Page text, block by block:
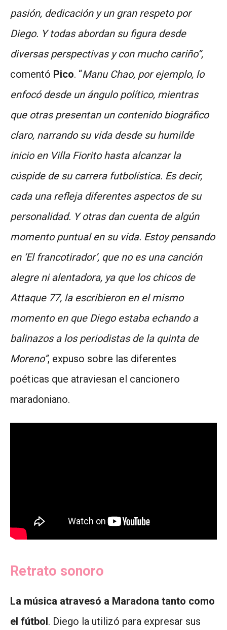
pasión, dedicación y un gran respeto por
Diego. Y todas abordan su figura desde
diversas perspectivas y con mucho cariño”,
comentó Pico. “Manu Chao, por ejemplo, lo
enfocó desde un ángulo político, mientras
que otras presentan un contenido biográfico
claro, narrando su vida desde su humilde
inicio en Villa Fiorito hasta alcanzar la
cúspide de su carrera futbolística. Es decir,
cada una refleja diferentes aspectos de su
personalidad. Y otras dan cuenta de algún
momento puntual en su vida. Estoy pensando
en ‘El francotirador’, que no es una canción
alegre ni alentadora, ya que los chicos de
Attaque 77, la escribieron en el mismo
momento en que Diego estaba echando a
balinazos a los periodistas de la quinta de
Moreno”, expuso sobre las diferentes
poéticas que atraviesan el cancionero
maradoniano.
Retrato sonoro
La música atravesó a Maradona tanto como
el fútbol. Diego la utilizó para expresar sus